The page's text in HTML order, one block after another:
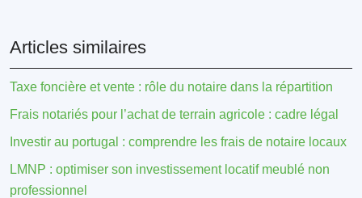
Articles similaires
Taxe foncière et vente : rôle du notaire dans la répartition
Frais notariés pour l’achat de terrain agricole : cadre légal
Investir au portugal : comprendre les frais de notaire locaux
LMNP : optimiser son investissement locatif meublé non
professionnel